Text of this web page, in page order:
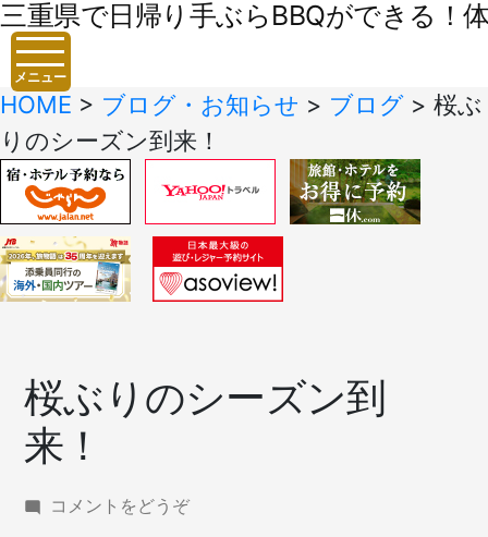
三重県で日帰り手ぶらBBQができる！
メニュー
HOME > ブログ・お知らせ > ブログ > 桜ぶ
りのシーズン到来！
桜ぶりのシーズン到
来！
コメントをどうぞ(桜